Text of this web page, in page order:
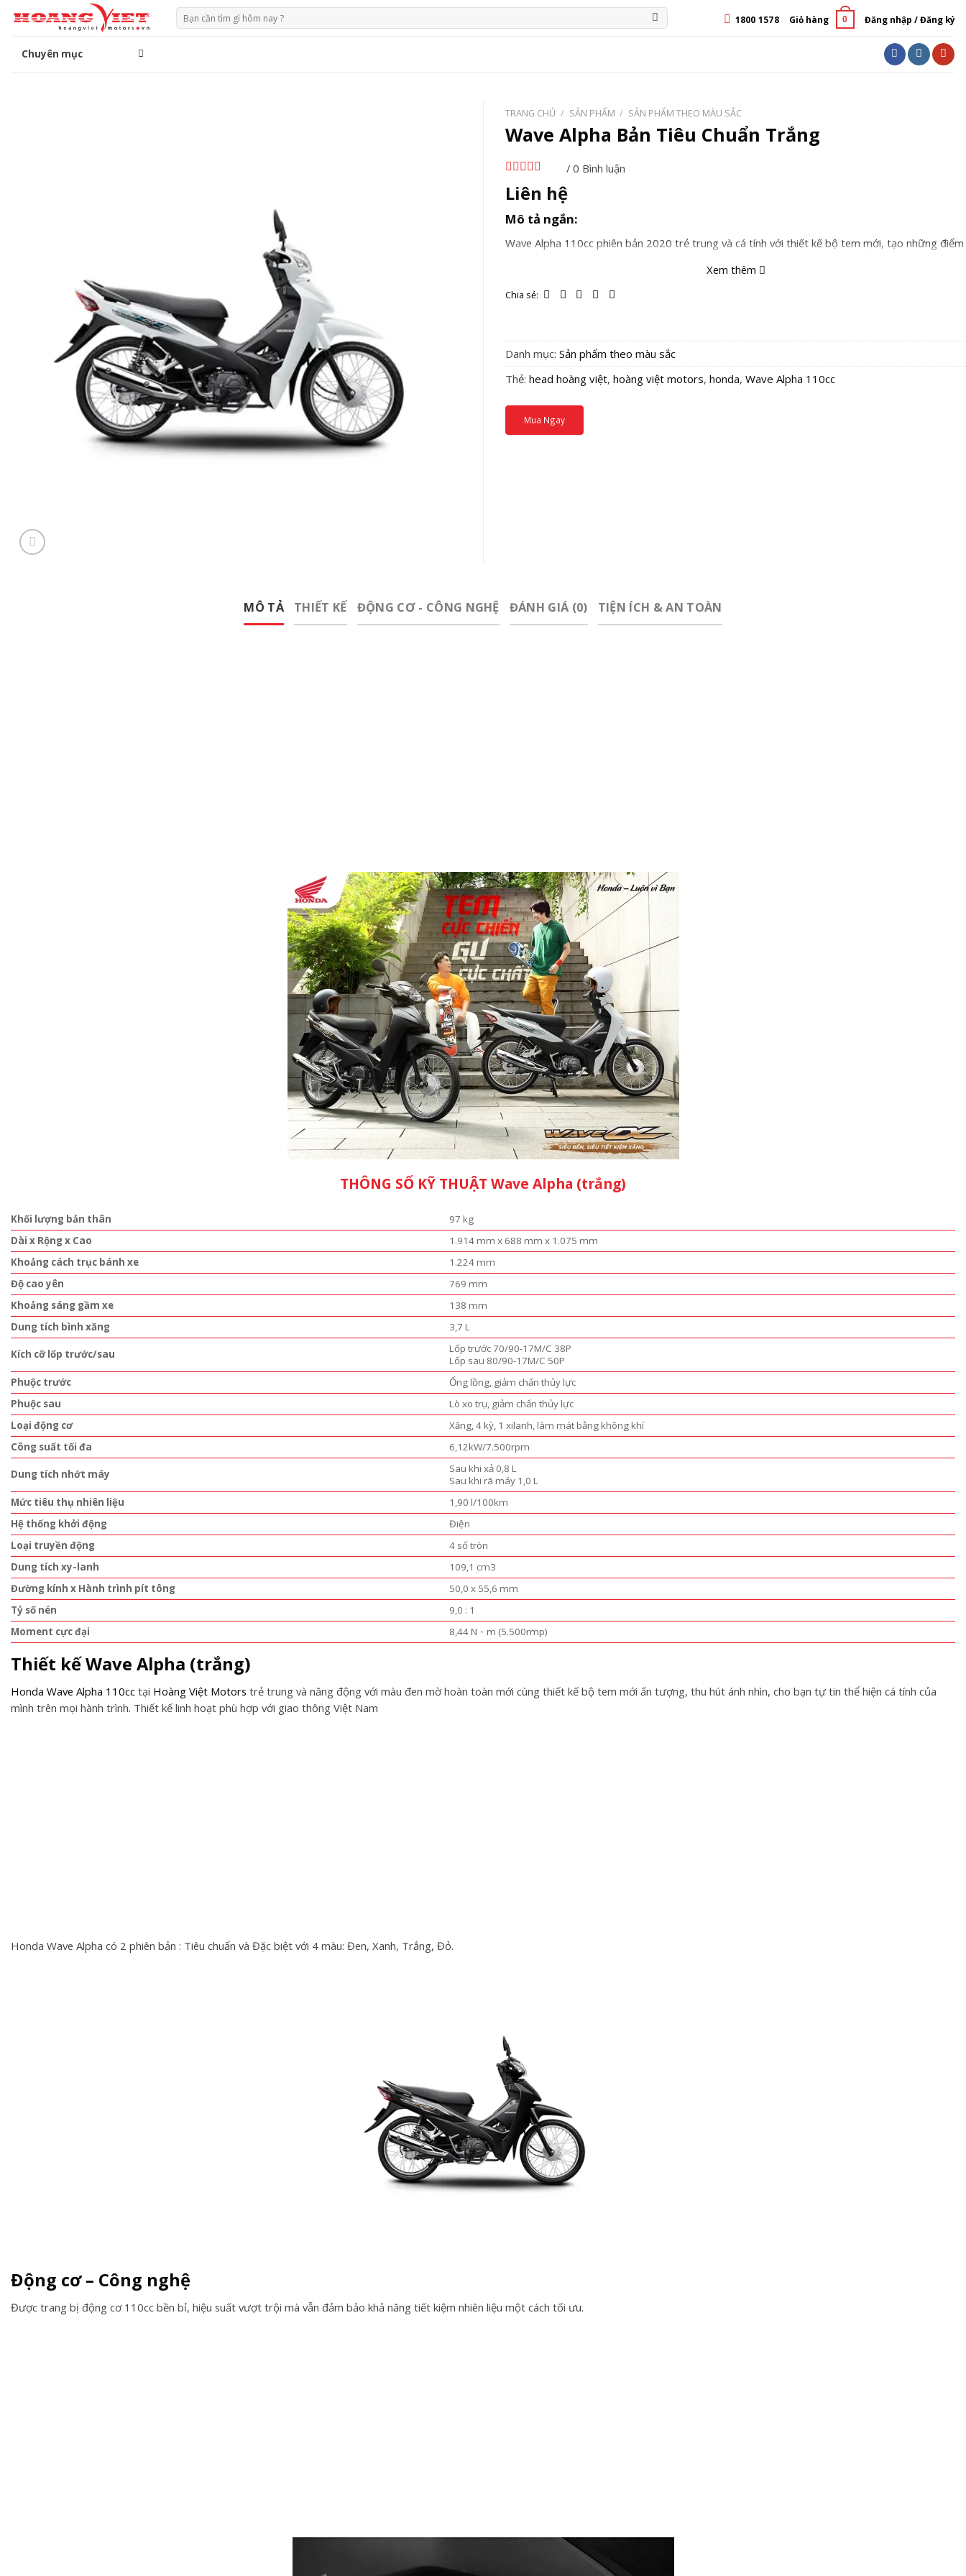
đến
Tìm
kiếm:
1800 1578 Giỏ hàng 0 Đăng nhập / Đăng ký
Chuyên mục
TRANG CHỦ / SẢN PHẨM / SẢN PHẨM THEO MÀU SẮC
Wave Alpha Bản Tiêu Chuẩn Trắng
/ 0 Bình luận
Liên hệ
Mô tả ngắn:
Wave Alpha 110cc phiên bản 2020 trẻ trung và cá tính với thiết kế bộ tem mới, tạo những điểm
Xem thêm
Danh mục: Sản phẩm theo màu sắc
Thẻ: head hoàng việt, hoàng việt motors, honda, Wave Alpha 110cc
Mua Ngay
MÔ TẢ THIẾT KẾ ĐỘNG CƠ - CÔNG NGHỆ ĐÁNH GIÁ (0) TIỆN ÍCH & AN TOÀN
THÔNG SỐ KỸ THUẬT Wave Alpha (trắng)
Khối lượng bản thân
97 kg
Dài x Rộng x Cao
1.914 mm x 688 mm x 1.075 mm
Khoảng cách trục bánh xe
1.224 mm
Độ cao yên
769 mm
Khoảng sáng gầm xe
138 mm
Dung tích bình xăng
3,7 L
Kích cỡ lốp trước/sau
Lốp trước 70/90-17M/C 38P
Lốp sau 80/90-17M/C 50P
Phuộc trước
Ống lồng, giảm chấn thủy lực
Phuộc sau
Lò xo trụ, giảm chấn thủy lực
Loại động cơ
Xăng, 4 kỳ, 1 xilanh, làm mát bằng không khí
Công suất tối đa
6,12kW/7.500rpm
Dung tích nhớt máy
Sau khi xả 0,8 L
Sau khi rã máy 1,0 L
Mức tiêu thụ nhiên liệu
1,90 l/100km
Hệ thống khởi động
Điện
Loại truyền động
4 số tròn
Dung tích xy-lanh
109,1 cm3
Đường kính x Hành trình pít tông
50,0 x 55,6 mm
Tỷ số nén
9,0 : 1
Moment cực đại
8,44 N・m (5.500rmp)
Thiết kế Wave Alpha (trắng)
Honda Wave Alpha 110cc tại Hoàng Việt Motors trẻ trung và năng động với màu đen mờ hoàn toàn mới cùng thiết kế bộ tem mới ấn tượng, thu hút ánh nhìn, cho bạn tự tin thể hiện cá tính của
mình trên mọi hành trình. Thiết kế linh hoạt phù hợp với giao thông Việt Nam
Honda Wave Alpha có 2 phiên bản : Tiêu chuẩn và Đặc biệt với 4 màu: Đen, Xanh, Trắng, Đỏ.
Động cơ – Công nghệ
Được trang bị động cơ 110cc bền bỉ, hiệu suất vượt trội mà vẫn đảm bảo khả năng tiết kiệm nhiên liệu một cách tối ưu.